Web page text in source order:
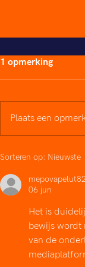
REVIEW: KISS
Theater -
1 opmerking
Plaats een
Sorteren op: Nieuwste
06 jun
Het is
bewijs wordt
van de